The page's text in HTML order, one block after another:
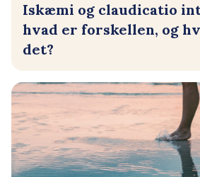
Iskæmi og claudicatio
hvad er forskellen, og
det?